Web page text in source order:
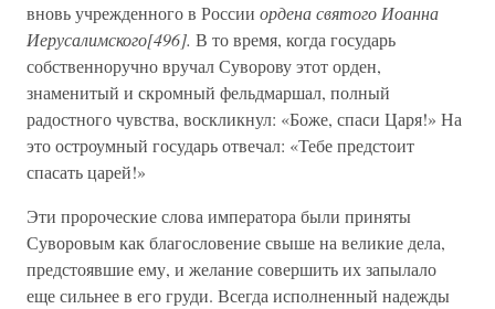
вновь учрежденного в России ордена святого Иоанна
Иерусалимского[496]. В то время, когда государь
собственноручно вручал Суворову этот орден,
знаменитый и скромный фельдмаршал, полный
радостного чувства, воскликнул: «Боже, спаси Царя!» На
это остроумный государь отвечал: «Тебе предстоит
спасать царей!»
Эти пророческие слова императора были приняты
Суворовым как благословение свыше на великие дела,
предстоявшие ему, и желание совершить их запылало
еще сильнее в его груди. Всегда исполненный надежды